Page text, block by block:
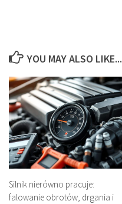
YOU MAY ALSO LIKE...
Silnik nierówno pracuje:
falowanie obrotów, drgania i